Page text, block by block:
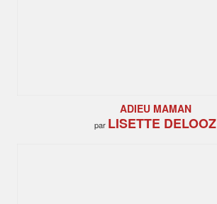
ADIEU MAMAN
par LISETTE DELOOZ